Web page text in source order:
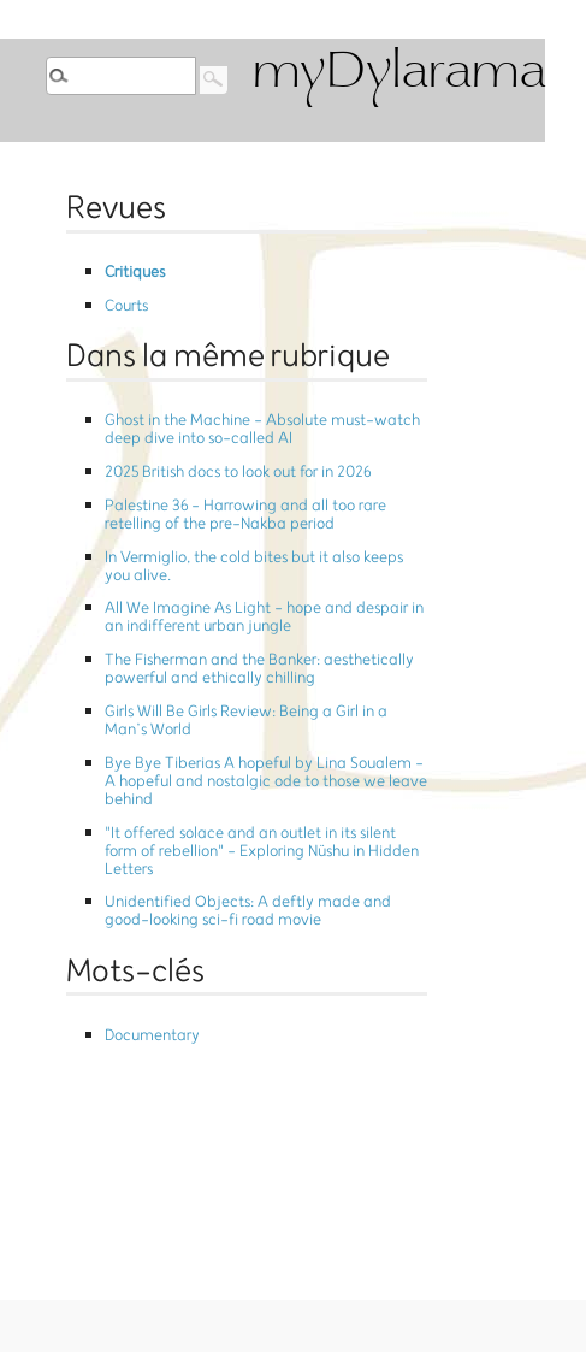
myDylarama
Revues
Critiques
Courts
Dans la même rubrique
Ghost in the Machine - Absolute must-watch
deep dive into so-called AI
2025 British docs to look out for in 2026
Palestine 36 - Harrowing and all too rare
retelling of the pre-Nakba period
In Vermiglio, the cold bites but it also keeps
you alive.
All We Imagine As Light - hope and despair in
an indifferent urban jungle
The Fisherman and the Banker: aesthetically
powerful and ethically chilling
Girls Will Be Girls Review: Being a Girl in a
Man’s World
Bye Bye Tiberias A hopeful by Lina Soualem -
A hopeful and nostalgic ode to those we leave
behind
"It offered solace and an outlet in its silent
form of rebellion" - Exploring Nüshu in Hidden
Letters
Unidentified Objects: A deftly made and
good-looking sci-fi road movie
Mots-clés
Documentary